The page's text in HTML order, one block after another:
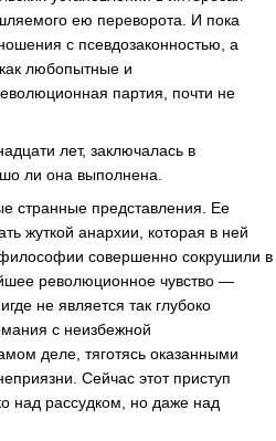
ею переворота. И пока
с псевдозаконностью, а
любопытные и
партия, почти не
лет, заключалась в
ли она выполнена.
странные представления. Ее
жуткой анархии, которая в ней
совершенно сокрушили в
революционное чувство —
не является так глубоко
с неизбежной
деле, тяготясь оказанными
Сейчас этот приступ
над рассудком, но даже над